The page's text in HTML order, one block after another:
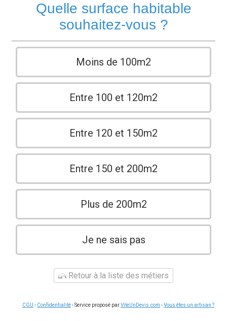
Quelle surface habitable
souhaitez-vous ?
Moins de 100m2
Entre 100 et 120m2
Entre 120 et 150m2
Entre 150 et 200m2
Plus de 200m2
Je ne sais pas
Retour à la liste des métiers
CGU - Confidentialité- Service proposé parViteUnDevis.com -Vous êtes un artisan ?